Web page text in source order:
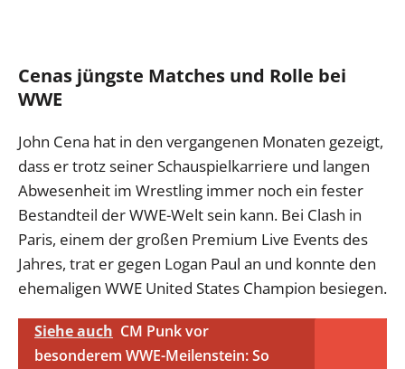
Cenas jüngste Matches und Rolle bei
WWE
John Cena hat in den vergangenen Monaten gezeigt,
dass er trotz seiner Schauspielkarriere und langen
Abwesenheit im Wrestling immer noch ein fester
Bestandteil der WWE-Welt sein kann. Bei Clash in
Paris, einem der großen Premium Live Events des
Jahres, trat er gegen Logan Paul an und konnte den
ehemaligen WWE United States Champion besiegen.
Siehe auch CM Punk vor
besonderem WWE-Meilenstein: So